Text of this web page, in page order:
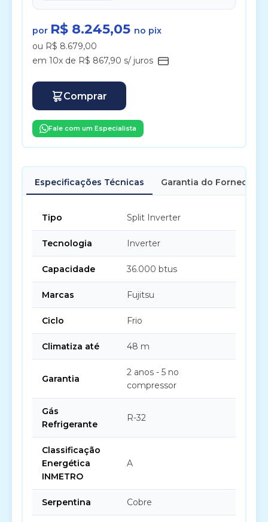
por R$ 8.245,05 no pix
ou R$ 8.679,00
em 10x de R$ 867,90 s/ juros
Comprar
Fale com um Especialista
Especificações Técnicas Garantia do Fornecedor
Tipo Split Inverter
Tecnologia Inverter
Capacidade 36.000 btus
Marcas Fujitsu
Ciclo Frio
Climatiza até 48 m
Garantia
2 anos - 5 no
compressor
Gás
Refrigerante
R-32
Classificação
Energética
INMETRO
A
Serpentina Cobre